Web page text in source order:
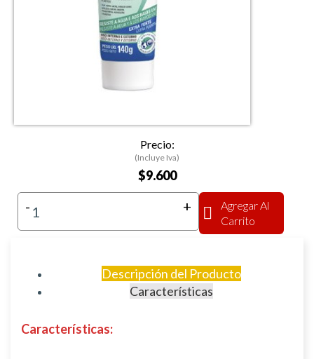
Precio:
(Incluye Iva)
$9.600
- +
Agregar Al
Carrito
Descripción del Producto
Características
Características: